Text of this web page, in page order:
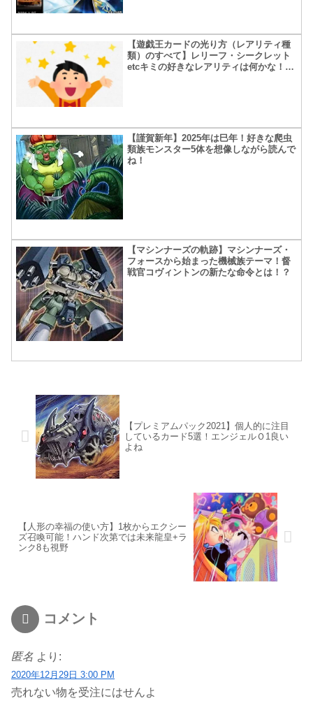
【遊戯王カードの光り方（レアリティ種
類）のすべて】レリーフ・シークレット
etcキミの好きなレアリティは何かな！？
【謹賀新年】2025年は巳年！好きな爬虫
類族モンスター5体を想像しながら読んで
ね！
【マシンナーズの軌跡】マシンナーズ・
フォースから始まった機械族テーマ！督
戦官コヴィントンの新たな命令とは！？
【プレミアムパック2021】個人的に注目
しているカード5選！エンジェルＯ1良い
よね
【人形の幸福の使い方】1枚からエクシー
ズ召喚可能！ハンド次第では未来龍皇+ラ
ンク8も視野
コメント
匿名 より:
2020年12月29日 3:00 PM
売れない物を受注にはせんよ